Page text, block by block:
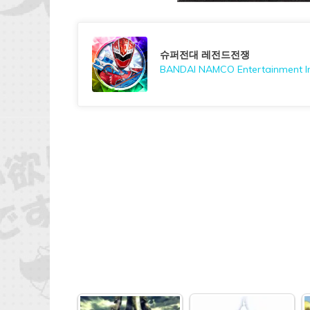
슈퍼전대 레전드전쟁
BANDAI NAMCO Entertainment